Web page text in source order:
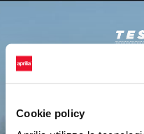
Cookie policy